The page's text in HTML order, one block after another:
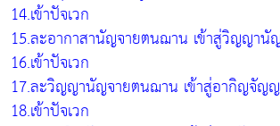
14.เข้าปัจเวก
15.ละอากาสานัญจายตนฌาน เข้าสู่วิญญา
16.เข้าปัจเวก
17.ละวิญญานัญจายตนฌาน เข้าสู่อากิญจัญ
18.เข้าปัจเวก